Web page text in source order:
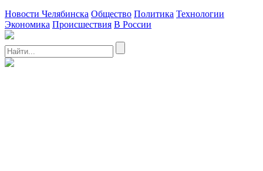
Новости Челябинска Общество Политика Технологии
Экономика Происшествия В России